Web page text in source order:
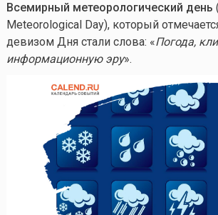
Всемирный метеорологический день
Meteorological Day), который
девизом Дня стали слова: «Погода,
информационную эру».